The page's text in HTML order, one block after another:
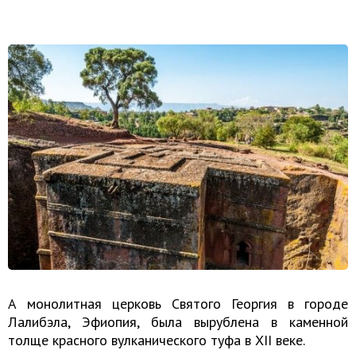
А монолитная церковь Святого Георгия в городе
Лалибэла, Эфиопия, была вырублена в каменной
толще красного вулканического туфа в XII веке.